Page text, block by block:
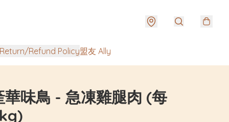
Refund Policy盟友 Ally
華味鳥 - 急凍雞腿肉 (每